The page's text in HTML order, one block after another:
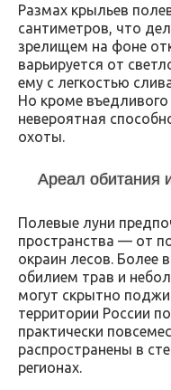
Размах крыльев
сантиметров, что
зрелищем на фоне
варьируется от
ему с легкостью
Но кроме въедливого
невероятная
охоты.
Ареал обитания
Полевые луни
пространства — от
окраин лесов. Более
обилием трав и
могут скрытно
территории России
практически
распространены в
регионах.